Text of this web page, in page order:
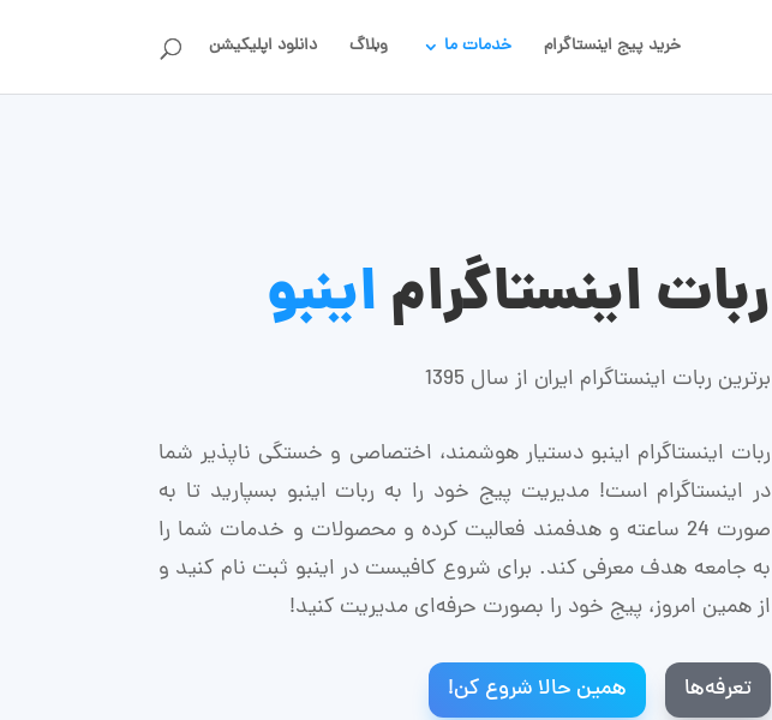
خرید پیج اینستاگرام خدمات ما وبلاگ دانلود اپلیکیشن
ربات اینستاگراماینبو
برترین ربات اینستاگرام ایران از سال 1395
ربات اینستاگرام اینبو دستیار هوشمند، اختصاصی و خستگی ناپذیر شما
در اینستاگرام است! مدیریت پیج خود را به ربات اینبو بسپارید تا به
صورت 24 ساعته و هدفمند فعالیت کرده و محصولات و خدمات شما را
به جامعه‌ هدف معرفی کند. برای شروع کافیست در اینبو ثبت نام کنید و
از همین امروز، پیج خود را بصورت حرفه‌ای مدیریت کنید!
تعرفه‌ها همین حالا شروع کن!